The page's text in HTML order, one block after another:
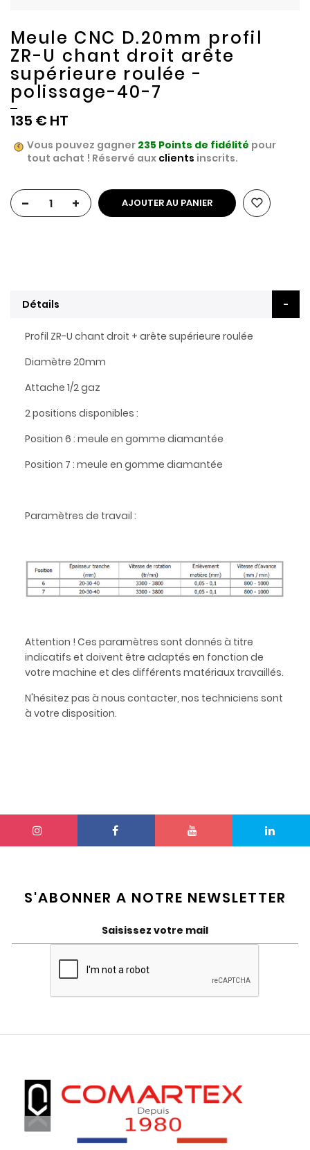
Meule CNC D.20mm profil
ZR-U chant droit arête
supérieure roulée -
polissage-40-7
135 €
Vous pouvez gagner 235 Points de fidélité pour
tout achat ! Réservé aux clients inscrits.
- + AJOUTER AU PANIER
Détails
Profil ZR-U chant droit + arête supérieure roulée
Diamètre 20mm
Attache 1/2 gaz
2 positions disponibles :
Position 6 : meule en gomme diamantée
Position 7 : meule en gomme diamantée
Paramètres de travail :
Attention ! Ces paramètres sont donnés à titre
indicatifs et doivent être adaptés en fonction de
votre machine et des différents matériaux travaillés.
N'hésitez pas à nous contacter, nos techniciens sont
à votre disposition.
S'ABONNER A NOTRE NEWSLETTER